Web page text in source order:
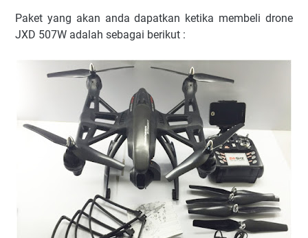
Paket yang akan anda dapatkan ketika membeli drone
JXD 507W adalah sebagai berikut :